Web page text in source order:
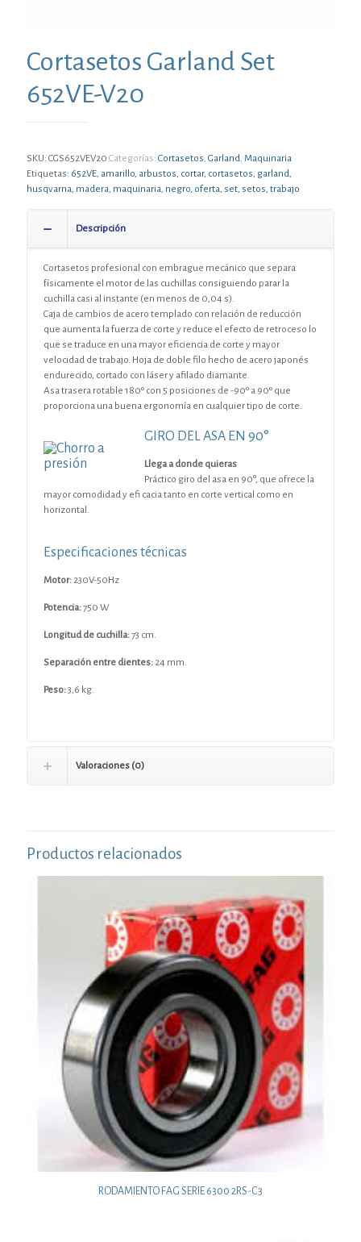
Cortasetos Garland Set
652VE-V20
SKU: CGS652VEV20 Categorías: Cortasetos, Garland, Maquinaria
Etiquetas: 652VE, amarillo, arbustos, cortar, cortasetos, garland,
husqvarna, madera, maquinaria, negro, oferta, set, setos, trabajo
Descripción
Cortasetos profesional con embrague mecánico que separa
físicamente el motor de las cuchillas consiguiendo parar la
cuchilla casi al instante (en menos de 0,04 s).
Caja de cambios de acero templado con relación de reducción
que aumenta la fuerza de corte y reduce el efecto de retroceso lo
que se traduce en una mayor eficiencia de corte y mayor
velocidad de trabajo. Hoja de doble filo hecho de acero japonés
endurecido, cortado con láser y afilado diamante.
Asa trasera rotable 180º con 5 posiciones de -90º a 90º que
proporciona una buena ergonomía en cualquier tipo de corte.
GIRO DEL ASA EN 90°
Llega a donde quieras
Práctico giro del asa en 90°, que ofrece la
mayor comodidad y efi cacia tanto en corte vertical como en
horizontal.
Especificaciones técnicas
Motor: 230V-50Hz
Potencia:750 W
Longitud de cuchilla:73 cm.
Separación entre dientes: 24 mm.
Peso:3,6 kg.
Valoraciones (0)
Productos relacionados
RODAMIENTO FAG SERIE 6300 2RS-C3